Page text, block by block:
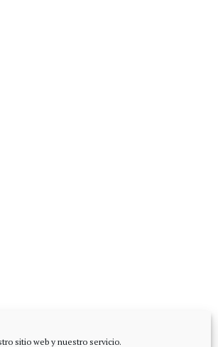
sitio web y nuestro servicio.